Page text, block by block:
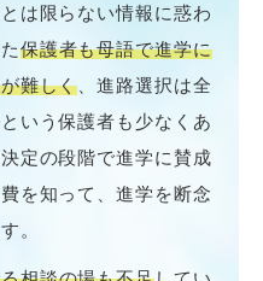
は限らない情報に惑わ
保護者も母語で進学に
難しく 、進路選択は全
いう保護者も少なくあ
定の段階で進学に賛成
を知って、進学を断念
。